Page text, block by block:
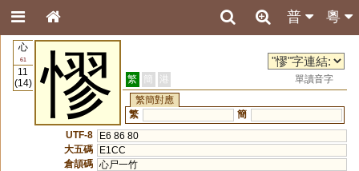
粵
普
心
61
11
(14)
憀 繁 簡 港
單讀音字
繁簡對應
繁
簡
UTF-8
E6 86 80
大五碼
E1CC
倉頡碼 心尸一竹